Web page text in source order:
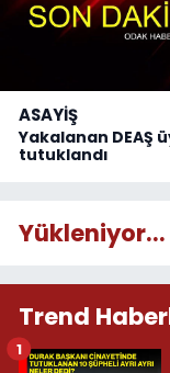
ASAYİŞ
Yakalanan DEAŞ
tutuklandı
Yükleniyor...
Trend
1